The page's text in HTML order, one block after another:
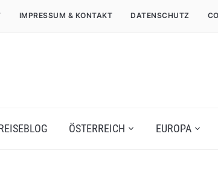
IMPRESSUM & KONTAKT DATENSCHUTZ
ÖSTERREICH EUROPA